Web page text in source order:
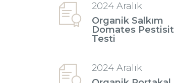
2024 Aralık
Organik Salkım
Domates Pestisit
Testi
2024 Aralık